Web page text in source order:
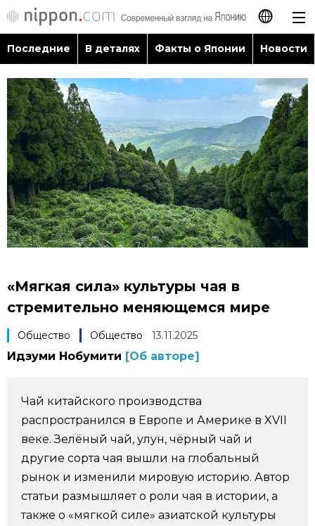
日本語
English
简体字
繁體字
Français
Español
Последние
В деталях
Факты о Японии
Путеводитель по Японии
Фото/Видео
Люди
Блог
Политика
Популярные статьи
Японский язык
Японский калейдоскоп
official SNS
Последние В деталях Факты о Японии Новости
«Мягкая сила» культуры чая в
стремительно меняющемся мире
Общество Общество 13.11.2025
Идзуми Нобумити [Об авторе]
Чай китайского производства
распространился в Европе и Америке в XVII
веке. Зелёный чай, улун, чёрный чай и
другие сорта чая вышли на глобальный
рынок и изменили мировую историю. Автор
статьи размышляет о роли чая в истории, а
также о «мягкой силе» азиатской культуры